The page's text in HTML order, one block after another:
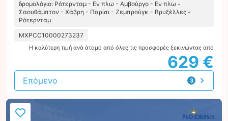
δρομολόγιο: Ρότερνταμ - Εν πλω - Αμβούργο - Εν πλω -
Σαουθάμπτον - Χάβρη - Παρίσι - Ζεμπρούγκ - Βρυξέλλες -
Ρότερνταμ
MXPCC10000273237
Η καλύτερη τιμή ανά άτομο από όλες τις προσφορές ξεκινώντας από
629 €
3
προτάσεις
Επόμενο